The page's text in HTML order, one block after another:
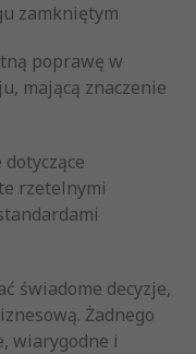
zamkniętym
poprawę w
mającą znaczenie
rzetelnymi
świadome decyzje,
Żadnego
wiarygodne i